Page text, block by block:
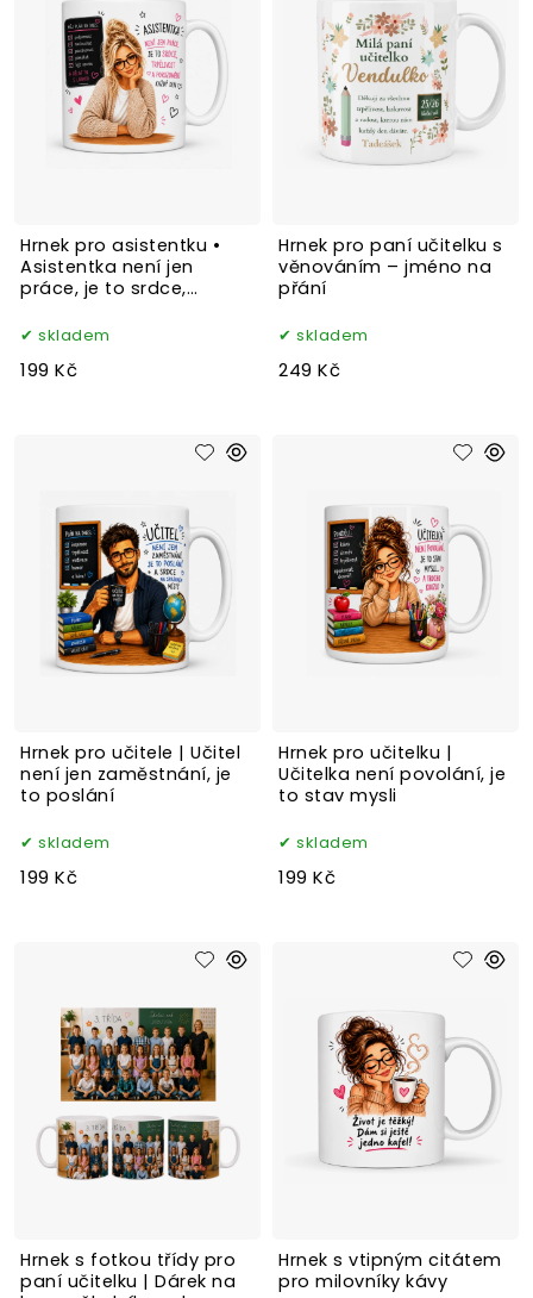
Hrnek pro asistentku •
Asistentka není jen
práce, je to srdce,
skladem
199 Kč
Hrnek pro paní učitelku s
věnováním – jméno na
přání
skladem
249 Kč
Hrnek pro učitele | Učitel
není jen zaměstnání, je
to poslání
skladem
199 Kč
Hrnek pro učitelku |
Učitelka není povolání, je
to stav mysli
skladem
199 Kč
Hrnek s fotkou třídy pro
paní učitelku | Dárek na
Hrnek s vtipným citátem
pro milovníky kávy